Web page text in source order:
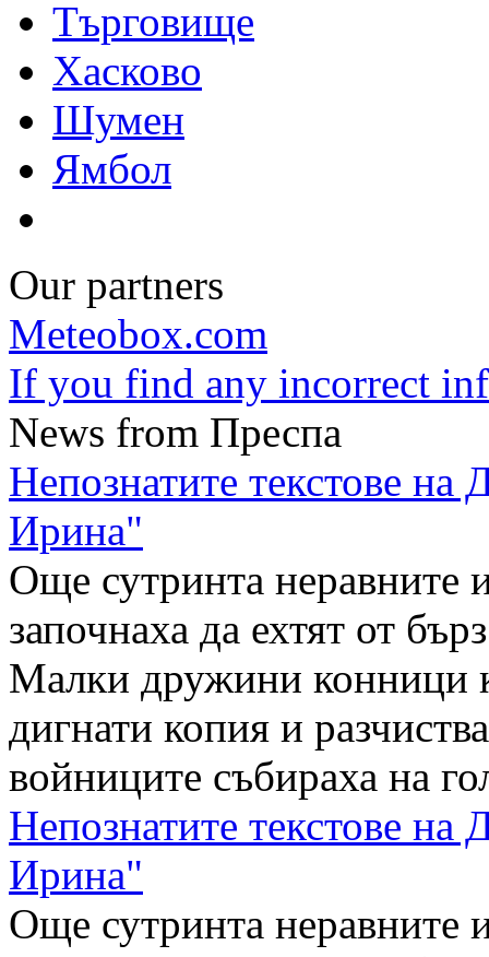
Търговище
Хасково
Шумен
Ямбол
Our partners
Meteobox.com
If you find any incorrect
News from Преспа
Непознатите текстове
Ирина"
Още сутринта неравните
започнаха да ехтят от
Малки дружини конници
дигнати копия и
войниците събираха на
Непознатите текстове
Ирина"
Още сутринта неравните